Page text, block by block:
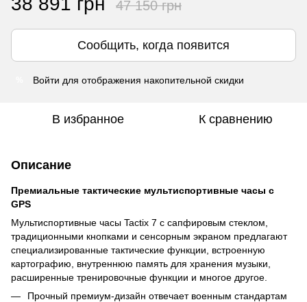
47 150 грн
Сообщить, когда появится
Войти для отображения накопительной скидки
В избранное К сравнению
Описание
Премиальные тактические мультиспортивные часы с
GPS
Мультиспортивные часы Tactix 7 с сапфировым стеклом,
традиционными кнопками и сенсорным экраном предлагают
специализированные тактические функции, встроенную
картографию, внутреннюю память для хранения музыки,
расширенные тренировочные функции и многое другое.
Прочный премиум-дизайн отвечает военным стандартам